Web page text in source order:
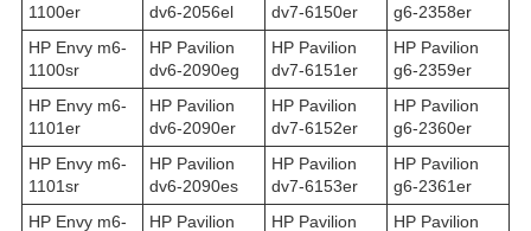
1100er
dv6-2056el
dv7-6150er
g6-2358er
HP Envy m6-
1100sr
HP Pavilion
dv6-2090eg
HP Pavilion
dv7-6151er
HP Pavilion
g6-2359er
HP Envy m6-
1101er
HP Pavilion
dv6-2090er
HP Pavilion
dv7-6152er
HP Pavilion
g6-2360er
HP Envy m6-
1101sr
HP Pavilion
dv6-2090es
HP Pavilion
dv7-6153er
HP Pavilion
g6-2361er
HP Envy m6-
HP Pavilion
HP Pavilion
HP Pavilion